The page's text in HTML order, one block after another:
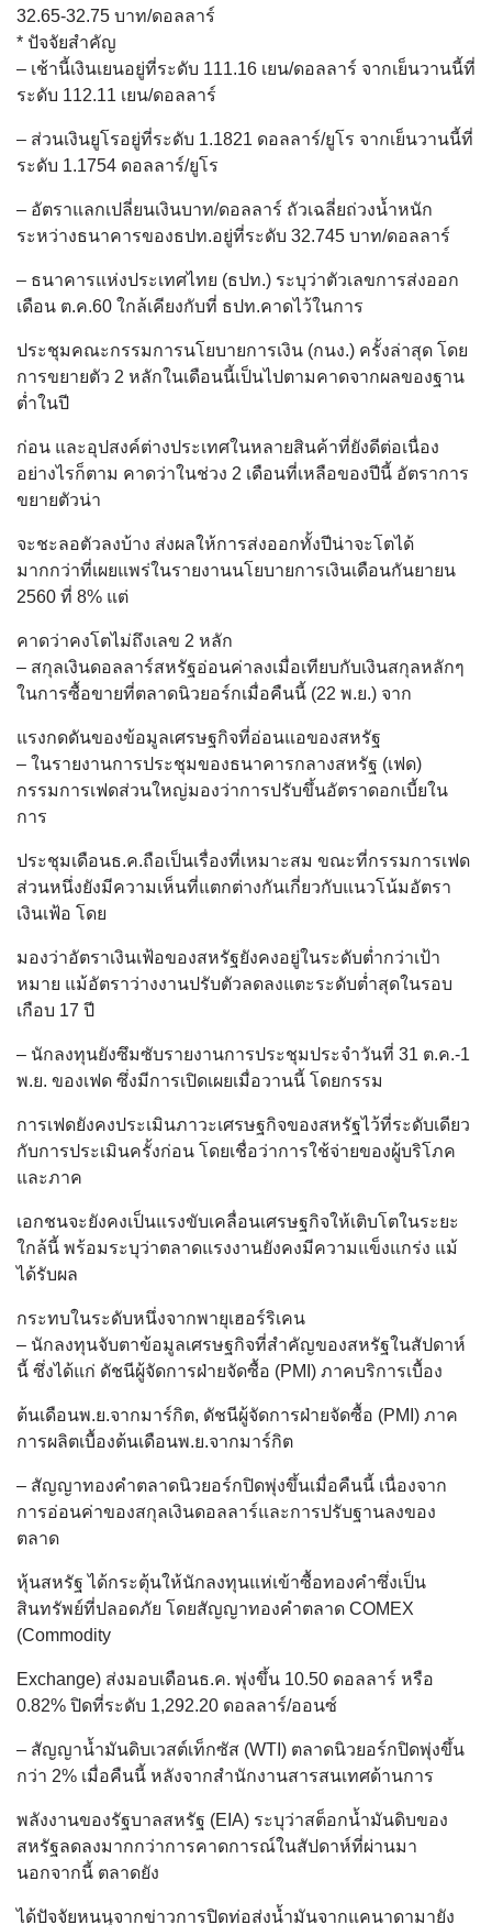
32.65-32.75 บาท/ดอลลาร์
* ปัจจัยสำคัญ
– เช้านี้เงินเยนอยู่ที่ระดับ 111.16 เยน/ดอลลาร์ จากเย็นวานนี้ที่
ระดับ 112.11 เยน/ดอลลาร์
– ส่วนเงินยูโรอยู่ที่ระดับ 1.1821 ดอลลาร์/ยูโร จากเย็นวานนี้ที่
ระดับ 1.1754 ดอลลาร์/ยูโร
– อัตราแลกเปลี่ยนเงินบาท/ดอลลาร์ ถัวเฉลี่ยถ่วงน้ำหนัก
ระหว่างธนาคารของธปท.อยู่ที่ระดับ 32.745 บาท/ดอลลาร์
– ธนาคารแห่งประเทศไทย (ธปท.) ระบุว่าตัวเลขการส่งออก
เดือน ต.ค.60 ใกล้เคียงกับที่ ธปท.คาดไว้ในการ
ประชุมคณะกรรมการนโยบายการเงิน (กนง.) ครั้งล่าสุด โดย
การขยายตัว 2 หลักในเดือนนี้เป็นไปตามคาดจากผลของฐาน
ต่ำในปี
ก่อน และอุปสงค์ต่างประเทศในหลายสินค้าที่ยังดีต่อเนื่อง
อย่างไรก็ตาม คาดว่าในช่วง 2 เดือนที่เหลือของปีนี้ อัตราการ
ขยายตัวน่า
จะชะลอตัวลงบ้าง ส่งผลให้การส่งออกทั้งปีน่าจะโตได้
มากกว่าที่เผยแพร่ในรายงานนโยบายการเงินเดือนกันยายน
2560 ที่ 8% แต่
คาดว่าคงโตไม่ถึงเลข 2 หลัก
– สกุลเงินดอลลาร์สหรัฐอ่อนค่าลงเมื่อเทียบกับเงินสกุลหลักๆ
ในการซื้อขายที่ตลาดนิวยอร์กเมื่อคืนนี้ (22 พ.ย.) จาก
แรงกดดันของข้อมูลเศรษฐกิจที่อ่อนแอของสหรัฐ
– ในรายงานการประชุมของธนาคารกลางสหรัฐ (เฟด)
กรรมการเฟดส่วนใหญ่มองว่าการปรับขึ้นอัตราดอกเบี้ยใน
การ
ประชุมเดือนธ.ค.ถือเป็นเรื่องที่เหมาะสม ขณะที่กรรมการเฟด
ส่วนหนึ่งยังมีความเห็นที่แตกต่างกันเกี่ยวกับแนวโน้มอัตรา
เงินเฟ้อ โดย
มองว่าอัตราเงินเฟ้อของสหรัฐยังคงอยู่ในระดับต่ำกว่าเป้า
หมาย แม้อัตราว่างงานปรับตัวลดลงแตะระดับต่ำสุดในรอบ
เกือบ 17 ปี
– นักลงทุนยังซึมซับรายงานการประชุมประจำวันที่ 31 ต.ค.-1
พ.ย. ของเฟด ซึ่งมีการเปิดเผยเมื่อวานนี้ โดยกรรม
การเฟดยังคงประเมินภาวะเศรษฐกิจของสหรัฐไว้ที่ระดับเดียว
กับการประเมินครั้งก่อน โดยเชื่อว่าการใช้จ่ายของผู้บริโภค
และภาค
เอกชนจะยังคงเป็นแรงขับเคลื่อนเศรษฐกิจให้เติบโตในระยะ
ใกล้นี้ พร้อมระบุว่าตลาดแรงงานยังคงมีความแข็งแกร่ง แม้
ได้รับผล
กระทบในระดับหนึ่งจากพายุเฮอร์ริเคน
– นักลงทุนจับตาข้อมูลเศรษฐกิจที่สำคัญของสหรัฐในสัปดาห์
นี้ ซึ่งได้แก่ ดัชนีผู้จัดการฝ่ายจัดซื้อ (PMI) ภาคบริการเบื้อง
ต้นเดือนพ.ย.จากมาร์กิต, ดัชนีผู้จัดการฝ่ายจัดซื้อ (PMI) ภาค
การผลิตเบื้องต้นเดือนพ.ย.จากมาร์กิต
– สัญญาทองคำตลาดนิวยอร์กปิดพุ่งขึ้นเมื่อคืนนี้ เนื่องจาก
การอ่อนค่าของสกุลเงินดอลลาร์และการปรับฐานลงของ
ตลาด
หุ้นสหรัฐ ได้กระตุ้นให้นักลงทุนแห่เข้าซื้อทองคำซึ่งเป็น
สินทรัพย์ที่ปลอดภัย โดยสัญญาทองคำตลาด COMEX
(Commodity
Exchange) ส่งมอบเดือนธ.ค. พุ่งขึ้น 10.50 ดอลลาร์ หรือ
0.82% ปิดที่ระดับ 1,292.20 ดอลลาร์/ออนซ์
– สัญญาน้ำมันดิบเวสต์เท็กซัส (WTI) ตลาดนิวยอร์กปิดพุ่งขึ้น
กว่า 2% เมื่อคืนนี้ หลังจากสำนักงานสารสนเทศด้านการ
พลังงานของรัฐบาลสหรัฐ (EIA) ระบุว่าสต็อกน้ำมันดิบของ
สหรัฐลดลงมากกว่าการคาดการณ์ในสัปดาห์ที่ผ่านมา
นอกจากนี้ ตลาดยัง
ได้ปัจจัยหนนุจากข่าวการปิดท่อส่งน้ำมันจากแคนาดามายัง